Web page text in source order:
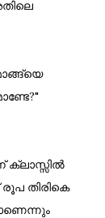
ക്ലാസ്സിൽ
രൂപ തിരികെ